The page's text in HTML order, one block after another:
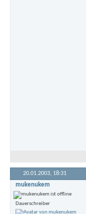
20.01.2003, 18:31
mukenukem
Dauerschreiber